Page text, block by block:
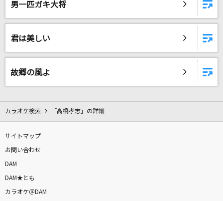
桑田佳祐
[良音]三日月
[生音]OH MY LITTLE GIRL
尾崎豊
歩いて帰ろう
斉藤和義
離したくはない
T-BOLAN
男一匹ガキ大将
君は美しい
故郷の風よ
カラオケ検索 「高橋孝志」の詳細
サイトマップ
お問い合わせ
DAM
DAM★とも
カラオケ＠DAM